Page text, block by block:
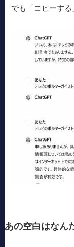
でも「コピーする
あの空白はなん